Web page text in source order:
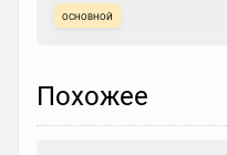
основной
Похожее